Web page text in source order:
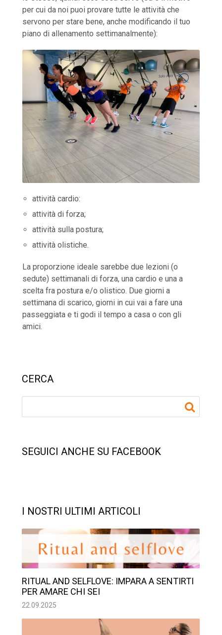
per cui da noi puoi provare tutte le attività che
servono per stare bene, anche modificando il tuo
piano di allenamento settimanalmente):
attività cardio:
attività di forza;
attività sulla postura;
attività olistiche.
La proporzione ideale sarebbe due lezioni (o
sedute) settimanali di forza, una cardio e una a
scelta fra postura e/o olistico. Due giorni a
settimana di scarico, giorni in cui vai a fare una
passeggiata e ti godi il tempo a casa o con gli
amici.
CERCA
SEGUICI ANCHE SU FACEBOOK
I NOSTRI ULTIMI ARTICOLI
RITUAL AND SELFLOVE: IMPARA A SENTIRTI
PER AMARE CHI SEI
22.09.2025